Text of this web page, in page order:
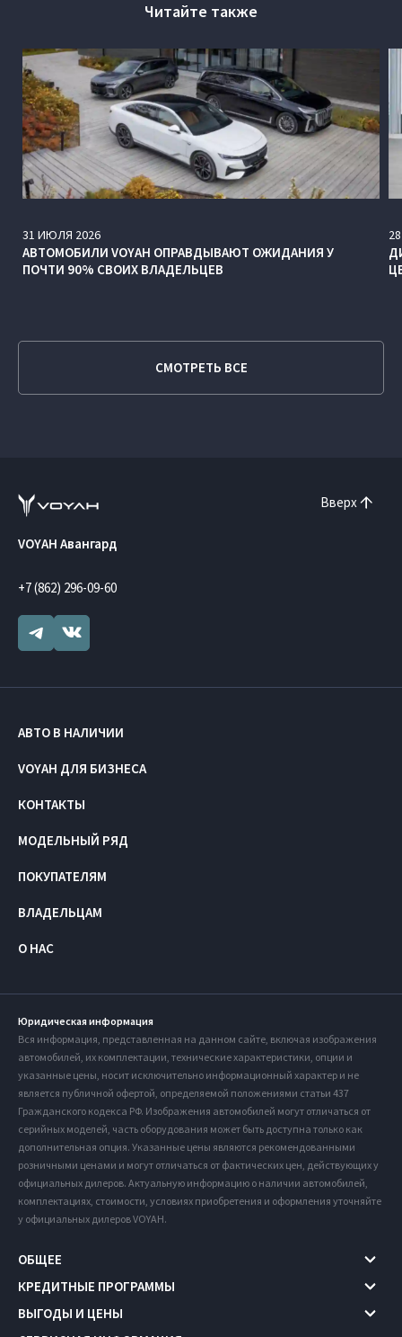
Читайте также
31 ИЮЛЯ 2026
АВТОМОБИЛИ VOYAH ОПРАВДЫВАЮТ ОЖИДАНИЯ У
ПОЧТИ 90% СВОИХ ВЛАДЕЛЬЦЕВ
28
СМОТРЕТЬ ВСЕ
Вверх
VOYAH Авангард
+7 (862) 296-09-60
АВТО В НАЛИЧИИ
VOYAH ДЛЯ БИЗНЕСА
КОНТАКТЫ
МОДЕЛЬНЫЙ РЯД
ПОКУПАТЕЛЯМ
ВЛАДЕЛЬЦАМ
О НАС
Юридическая информация
Вся информация, представленная на данном сайте, включая изображения
автомобилей, их комплектации, технические характеристики, опции и
указанные цены, носит исключительно информационный характер и не
является публичной офертой, определяемой положениями статьи 437
Гражданского кодекса РФ. Изображения автомобилей могут отличаться от
серийных моделей, часть оборудования может быть доступна только как
дополнительная опция. Указанные цены являются рекомендованными
розничными ценами и могут отличаться от фактических цен, действующих у
официальных дилеров. Актуальную информацию о наличии автомобилей,
комплектациях, стоимости, условиях приобретения и оформления уточняйте
у официальных дилеров VOYAH.
ОБЩЕЕ
КРЕДИТНЫЕ ПРОГРАММЫ
ВЫГОДЫ И ЦЕНЫ